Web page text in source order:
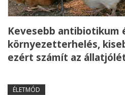
Kevesebb antibiotikum
környezetterhelés,
ezért számít az
ÉLETMÓD